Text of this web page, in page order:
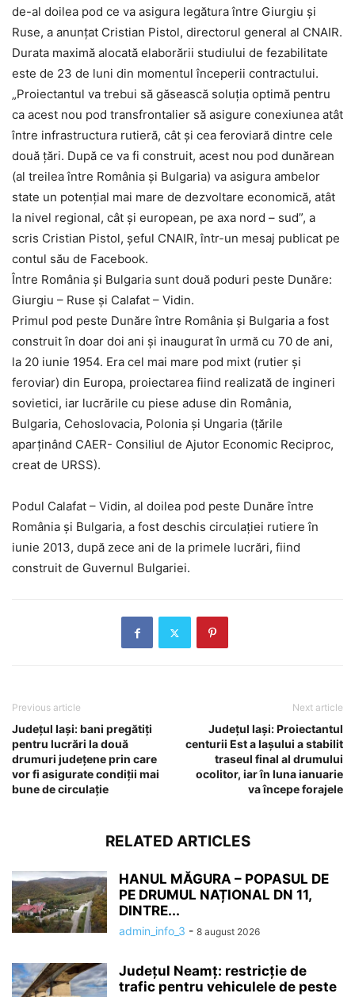
de-al doilea pod ce va asigura legătura între Giurgiu şi
Ruse, a anunțat Cristian Pistol, directorul general al CNAIR.
Durata maximă alocată elaborării studiului de fezabilitate
este de 23 de luni din momentul începerii contractului.
„Proiectantul va trebui să găsească soluţia optimă pentru
ca acest nou pod transfrontalier să asigure conexiunea atât
între infrastructura rutieră, cât şi cea feroviară dintre cele
două ţări. După ce va fi construit, acest nou pod dunărean
(al treilea între România şi Bulgaria) va asigura ambelor
state un potenţial mai mare de dezvoltare economică, atât
la nivel regional, cât şi european, pe axa nord – sud”, a
scris Cristian Pistol, şeful CNAIR, într-un mesaj publicat pe
contul său de Facebook.
Între România și Bulgaria sunt două poduri peste Dunăre:
Giurgiu – Ruse și Calafat – Vidin.
Primul pod peste Dunăre între România şi Bulgaria a fost
construit în doar doi ani şi inaugurat în urmă cu 70 de ani,
la 20 iunie 1954. Era cel mai mare pod mixt (rutier şi
feroviar) din Europa, proiectarea fiind realizată de ingineri
sovietici, iar lucrările cu piese aduse din România,
Bulgaria, Cehoslovacia, Polonia şi Ungaria (ţările
aparţinând CAER- Consiliul de Ajutor Economic Reciproc,
creat de URSS).
Podul Calafat – Vidin, al doilea pod peste Dunăre între
România şi Bulgaria, a fost deschis circulaţiei rutiere în
iunie 2013, după zece ani de la primele lucrări, fiind
construit de Guvernul Bulgariei.
Previous article
Județul Iași: bani pregătiți
pentru lucrări la două
drumuri județene prin care
vor fi asigurate condiții mai
bune de circulație
Next article
Județul Iași: Proiectantul
centurii Est a Iașului a stabilit
traseul final al drumului
ocolitor, iar în luna ianuarie
va începe forajele
RELATED ARTICLES
HANUL MĂGURA – POPASUL DE
PE DRUMUL NAȚIONAL DN 11,
DINTRE...
admin_info_3 - 8 august 2026
Județul Neamț: restricție de
trafic pentru vehiculele de peste